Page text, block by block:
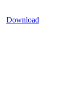
Download